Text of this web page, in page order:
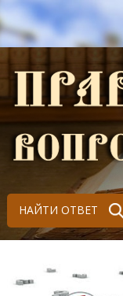
НАЙТИ ОТВЕТ